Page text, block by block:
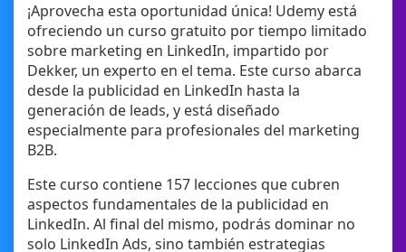
¡Aprovecha esta oportunidad única! Udemy está
ofreciendo un curso gratuito por tiempo limitado
sobre marketing en LinkedIn, impartido por
Dekker, un experto en el tema. Este curso abarca
desde la publicidad en LinkedIn hasta la
generación de leads, y está diseñado
especialmente para profesionales del marketing
B2B.
Este curso contiene 157 lecciones que cubren
aspectos fundamentales de la publicidad en
LinkedIn. Al final del mismo, podrás dominar no
solo LinkedIn Ads, sino también estrategias